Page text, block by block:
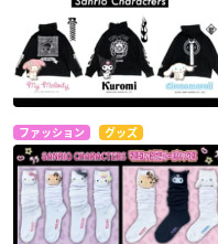
ファッション グッズ